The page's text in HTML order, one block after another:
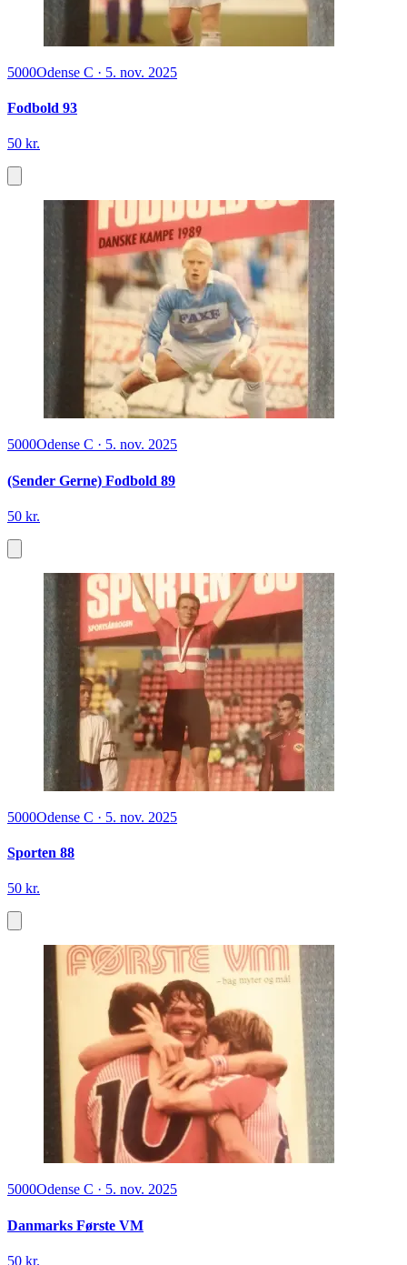
5000Odense C · 5. nov. 2025
Fodbold 93
50 kr.
5000Odense C · 5. nov. 2025
(Sender Gerne) Fodbold 89
50 kr.
5000Odense C · 5. nov. 2025
Sporten 88
50 kr.
5000Odense C · 5. nov. 2025
Danmarks Første VM
50 kr.